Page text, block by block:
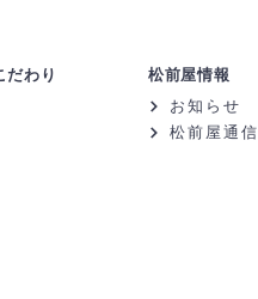
だわり
松前屋情報
お知らせ
松前屋通信